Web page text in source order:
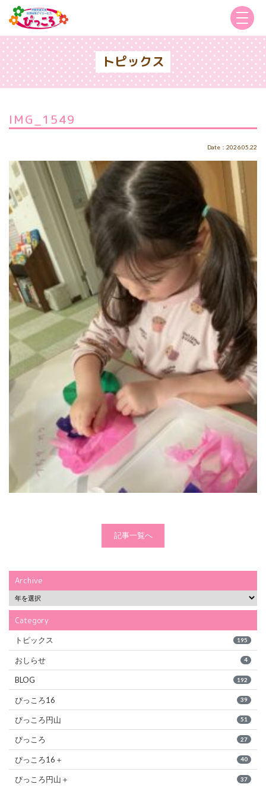
トピックス
IMG_1549
Date：2026.05.22
記事一覧へ
Archive
Category
トピックス 195
おしらせ 4
BLOG 192
ぴっころ16 39
ぴっころ円山 51
ぴっころ 27
ぴっころ16＋ 40
ぴっころ円山＋ 37